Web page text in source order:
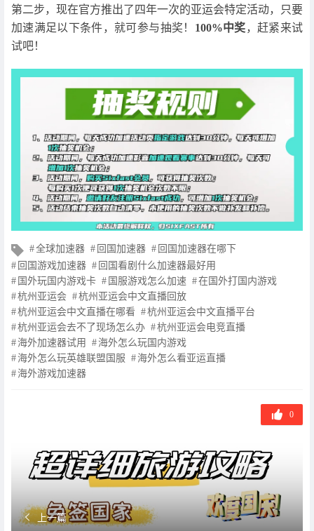
第二步，现在官方推出了四年一次的亚运会特定活动，只要
加速满足以下条件，就可参与抽奖！ 100%中奖，赶紧来试
试吧！
文
章
标
签
全球加速器 回国加速器
回国加速器在哪下
回国游戏加速器
回国看剧什么加速器最好用
国外玩国内游戏卡
国服游戏怎么加速
在国外打国内游戏
杭州亚运会
杭州亚运会中文直播回放
杭州亚运会中文直播在哪看
杭州亚运会中文直播平台
杭州亚运会去不了现场怎么办
杭州亚运会电竞直播
海外加速器试用
海外怎么玩国内游戏
海外怎么玩英雄联盟国服
海外怎么看亚运直播
海外游戏加速器
0
上一篇